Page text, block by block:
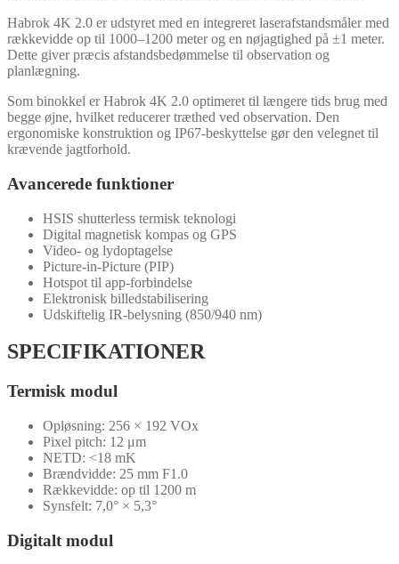
Habrok 4K 2.0 er udstyret med en integreret laserafstandsmåler med
rækkevidde op til 1000–1200 meter og en nøjagtighed på ±1 meter.
Dette giver præcis afstandsbedømmelse til observation og
planlægning.
Som binokkel er Habrok 4K 2.0 optimeret til længere tids brug med
begge øjne, hvilket reducerer træthed ved observation. Den
ergonomiske konstruktion og IP67-beskyttelse gør den velegnet til
krævende jagtforhold.
Avancerede funktioner
HSIS shutterless termisk teknologi
Digital magnetisk kompas og GPS
Video- og lydoptagelse
Picture-in-Picture (PIP)
Hotspot til app-forbindelse
Elektronisk billedstabilisering
Udskiftelig IR-belysning (850/940 nm)
SPECIFIKATIONER
Termisk modul
Opløsning: 256 × 192 VOx
Pixel pitch: 12 μm
NETD: <18 mK
Brændvidde: 25 mm F1.0
Rækkevidde: op til 1200 m
Synsfelt: 7,0° × 5,3°
Digitalt modul